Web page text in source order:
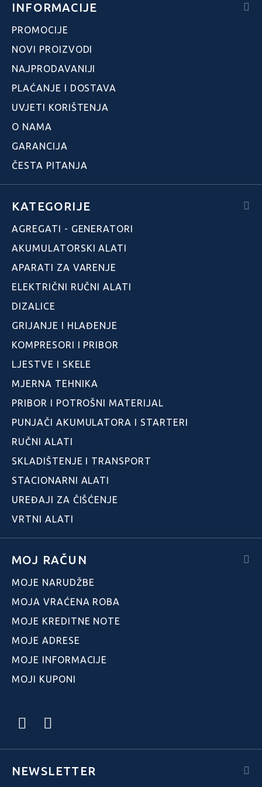
INFORMACIJE
PROMOCIJE
NOVI PROIZVODI
NAJPRODAVANIJI
PLAĆANJE I DOSTAVA
UVJETI KORIŠTENJA
O NAMA
GARANCIJA
ČESTA PITANJA
KATEGORIJE
AGREGATI - GENERATORI
AKUMULATORSKI ALATI
APARATI ZA VARENJE
ELEKTRIČNI RUČNI ALATI
DIZALICE
GRIJANJE I HLAĐENJE
KOMPRESORI I PRIBOR
LJESTVE I SKELE
MJERNA TEHNIKA
PRIBOR I POTROŠNI MATERIJAL
PUNJAČI AKUMULATORA I STARTERI
RUČNI ALATI
SKLADIŠTENJE I TRANSPORT
STACIONARNI ALATI
UREĐAJI ZA ČIŠĆENJE
VRTNI ALATI
MOJ RAČUN
MOJE NARUDŽBE
MOJA VRAĆENA ROBA
MOJE KREDITNE NOTE
MOJE ADRESE
MOJE INFORMACIJE
MOJI KUPONI
NEWSLETTER